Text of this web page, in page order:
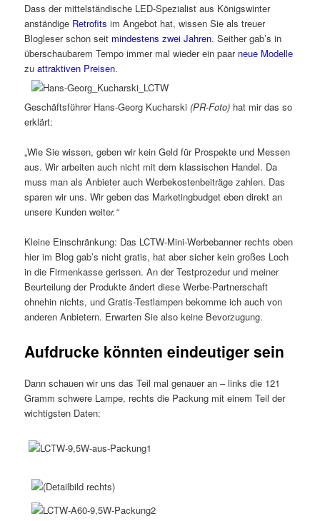
Dass der mittelständische LED-Spezialist aus Königswinter
anständige Retrofits im Angebot hat, wissen Sie als treuer
Blogleser schon seit mindestens zwei Jahren. Seither gab’s in
überschaubarem Tempo immer mal wieder ein paar neue Modelle
zuattraktiven Preisen.
Geschäftsführer Hans-Georg Kucharski(PR-Foto) hat mir das so
erklärt:
„Wie Sie wissen, geben wir kein Geld für Prospekte und Messen
aus. Wir arbeiten auch nicht mit dem klassischen Handel. Da
muss man als Anbieter auch Werbekostenbeiträge zahlen. Das
sparen wir uns. Wir geben das Marketingbudget eben direkt an
unsere Kunden weiter.“
Kleine Einschränkung: Das LCTW-Mini-Werbebanner rechts oben
hier im Blog gab’s nicht gratis, hat aber sicher kein großes Loch
in die Firmenkasse gerissen. An der Testprozedur und meiner
Beurteilung der Produkte ändert diese Werbe-Partnerschaft
ohnehin nichts, und Gratis-Testlampen bekomme ich auch von
anderen Anbietern. Erwarten Sie also keine Bevorzugung.
Aufdrucke könnten eindeutiger sein
Dann schauen wir uns das Teil mal genauer an – links die 121
Gramm schwere Lampe, rechts die Packung mit einem Teil der
wichtigsten Daten: